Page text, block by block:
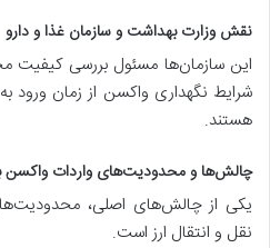
نقش وزارت بهداشت و سازمان غذا و دارو
این سازمان‌ها مسئول بررسی کیفیت
شرایط نگهداری واکسن از زمان ورود
هستند.
چالش‌ها و محدودیت‌های واردات واکسن
یکی از چالش‌های اصلی،
نقل و انتقال ارز است.